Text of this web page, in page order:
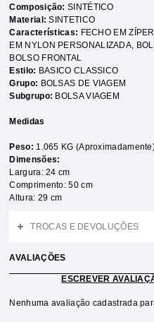
Composição:SINTÉTICO
Material:SINTETICO
Características: FECHO EM ZÍPER
EM NYLON PERSONALIZADA,
BOLSO FRONTAL
Estilo: BASICO CLASSICO
Grupo: BOLSAS DE VIAGEM
Subgrupo: BOLSA VIAGEM
Medidas
Peso: 1.065 KG
Dimensões:
Largura: 24 cm
Comprimento: 50 cm
Altura: 29 cm
TROCAS E DEVOLUÇÕES
AVALIAÇÕES
ESCREVER
Nenhuma avaliação cadastrada